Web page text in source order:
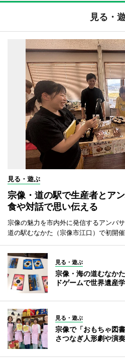
見る・
見る・遊ぶ
宗像・道の駅で生産者とア
食や対話で思い伝える
宗像の魅力を市内外に発信するアンバ
道の駅むなかた（宗像市江口）で初開催
見る・遊ぶ
宗像・海の道むなか
ドゲームで世界遺産
見る・遊ぶ
宗像で「おもちゃ図
さつなぎ人形劇や演